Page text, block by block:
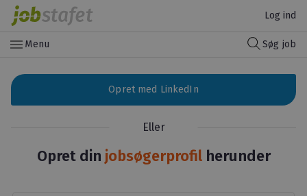
Log ind
menu Menu Søg job
Opret med LinkedIn
Eller
Opret din jobsøgerprofil herunder